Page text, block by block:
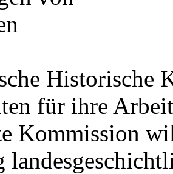
Historische
für ihre
Kommission